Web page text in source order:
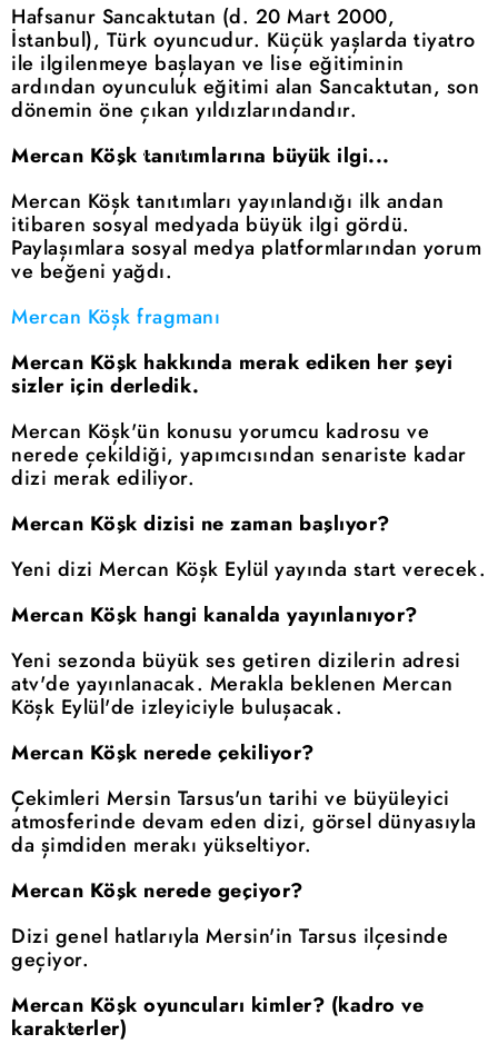
Hafsanur Sancaktutan (d. 20 Mart 2000,
İstanbul), Türk oyuncudur. Küçük yaşlarda tiyatro
ile ilgilenmeye başlayan ve lise eğitiminin
ardından oyunculuk eğitimi alan Sancaktutan, son
dönemin öne çıkan yıldızlarındandır.
Mercan Köşk tanıtımlarına büyük ilgi...
Mercan Köşk tanıtımları yayınlandığı ilk andan
itibaren sosyal medyada büyük ilgi gördü.
Paylaşımlara sosyal medya platformlarından yorum
ve beğeni yağdı.
Mercan Köşk fragmanı
Mercan Köşk hakkında merak ediken her şeyi
sizler için derledik.
Mercan Köşk'ün konusu yorumcu kadrosu ve
nerede çekildiği, yapımcısından senariste kadar
dizi merak ediliyor.
Mercan Köşk dizisi ne zaman başlıyor?
Yeni dizi Mercan Köşk Eylül yayında start verecek.
Mercan Köşk hangi kanalda yayınlanıyor?
Yeni sezonda büyük ses getiren dizilerin adresi
atv'de yayınlanacak. Merakla beklenen Mercan
Köşk Eylül'de izleyiciyle buluşacak.
Mercan Köşk nerede çekiliyor?
Çekimleri Mersin Tarsus'un tarihi ve büyüleyici
atmosferinde devam eden dizi, görsel dünyasıyla
da şimdiden merakı yükseltiyor.
Mercan Köşk nerede geçiyor?
Dizi genel hatlarıyla Mersin'in Tarsus ilçesinde
geçiyor.
Mercan Köşk oyuncuları kimler? (kadro ve
karakterler)